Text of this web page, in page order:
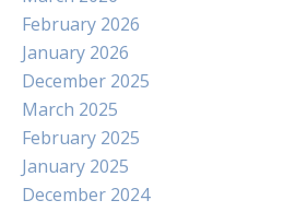
February 2026
January 2026
December 2025
March 2025
February 2025
January 2025
December 2024